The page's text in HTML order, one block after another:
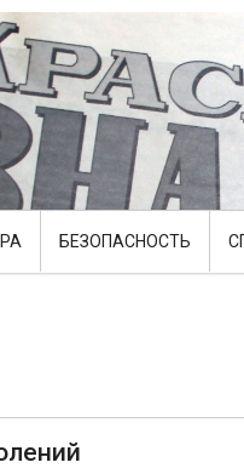
БЕЗОПАСНОСТЬ